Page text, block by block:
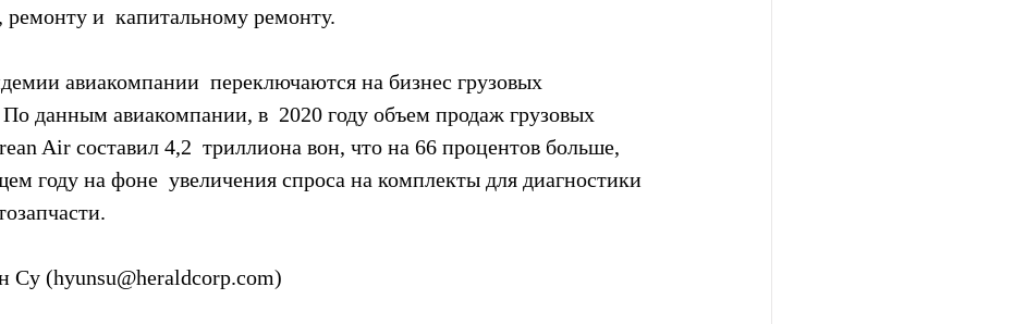
и  капитальному ремонту.
авиакомпании  переключаются на бизнес грузовых
По данным авиакомпании, в  2020 году объем продаж грузовых
Air составил 4,2  триллиона вон, что на 66 процентов больше,
году на фоне  увеличения спроса на комплекты для диагностики
Су (hyunsu@heraldcorp.com)